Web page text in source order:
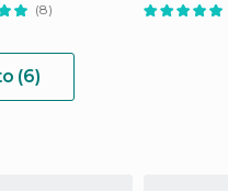
(8)
(6)